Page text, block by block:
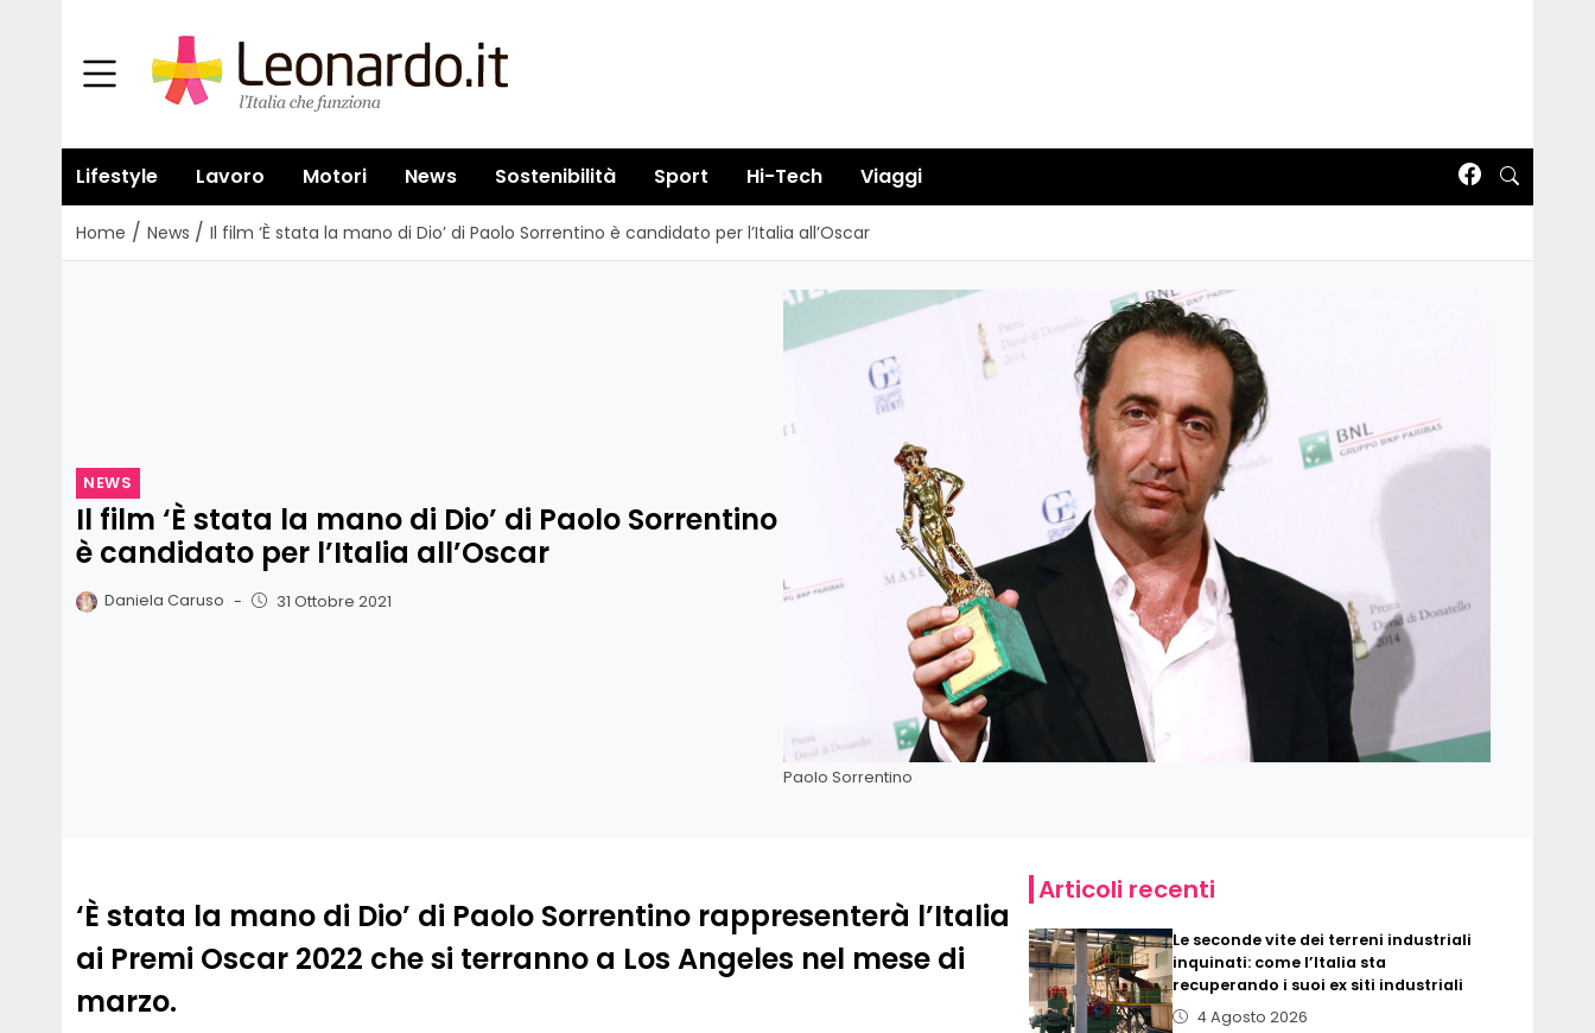
Lifestyle Lavoro Motori News Sostenibilità Sport Hi-Tech Viaggi
Home / News / Il film ‘È stata la mano di Dio’ di Paolo Sorrentino è candidato per l’Italia all’Oscar
NEWS
Il film ‘È stata la mano di Dio’ di Paolo Sorrentino
è candidato per l’Italia all’Oscar
Daniela Caruso - 31 Ottobre 2021
Paolo Sorrentino
‘È stata la mano di Dio’ di Paolo Sorrentino rappresenterà l’Italia
ai Premi Oscar 2022 che si terranno a Los Angeles nel mese di
marzo.
Articoli recenti
Le seconde vite dei terreni industriali
inquinati: come l’Italia sta
recuperando i suoi ex siti industriali
4 Agosto 2026